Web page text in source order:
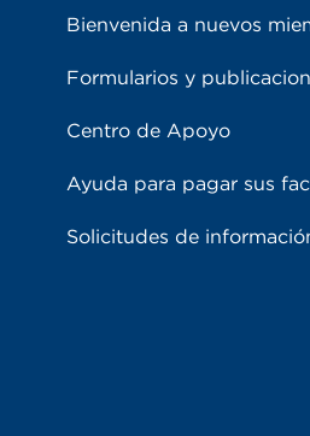
Bienvenida a nuevos
Formularios y
Centro de Apoyo
Ayuda para pagar sus
Solicitudes de